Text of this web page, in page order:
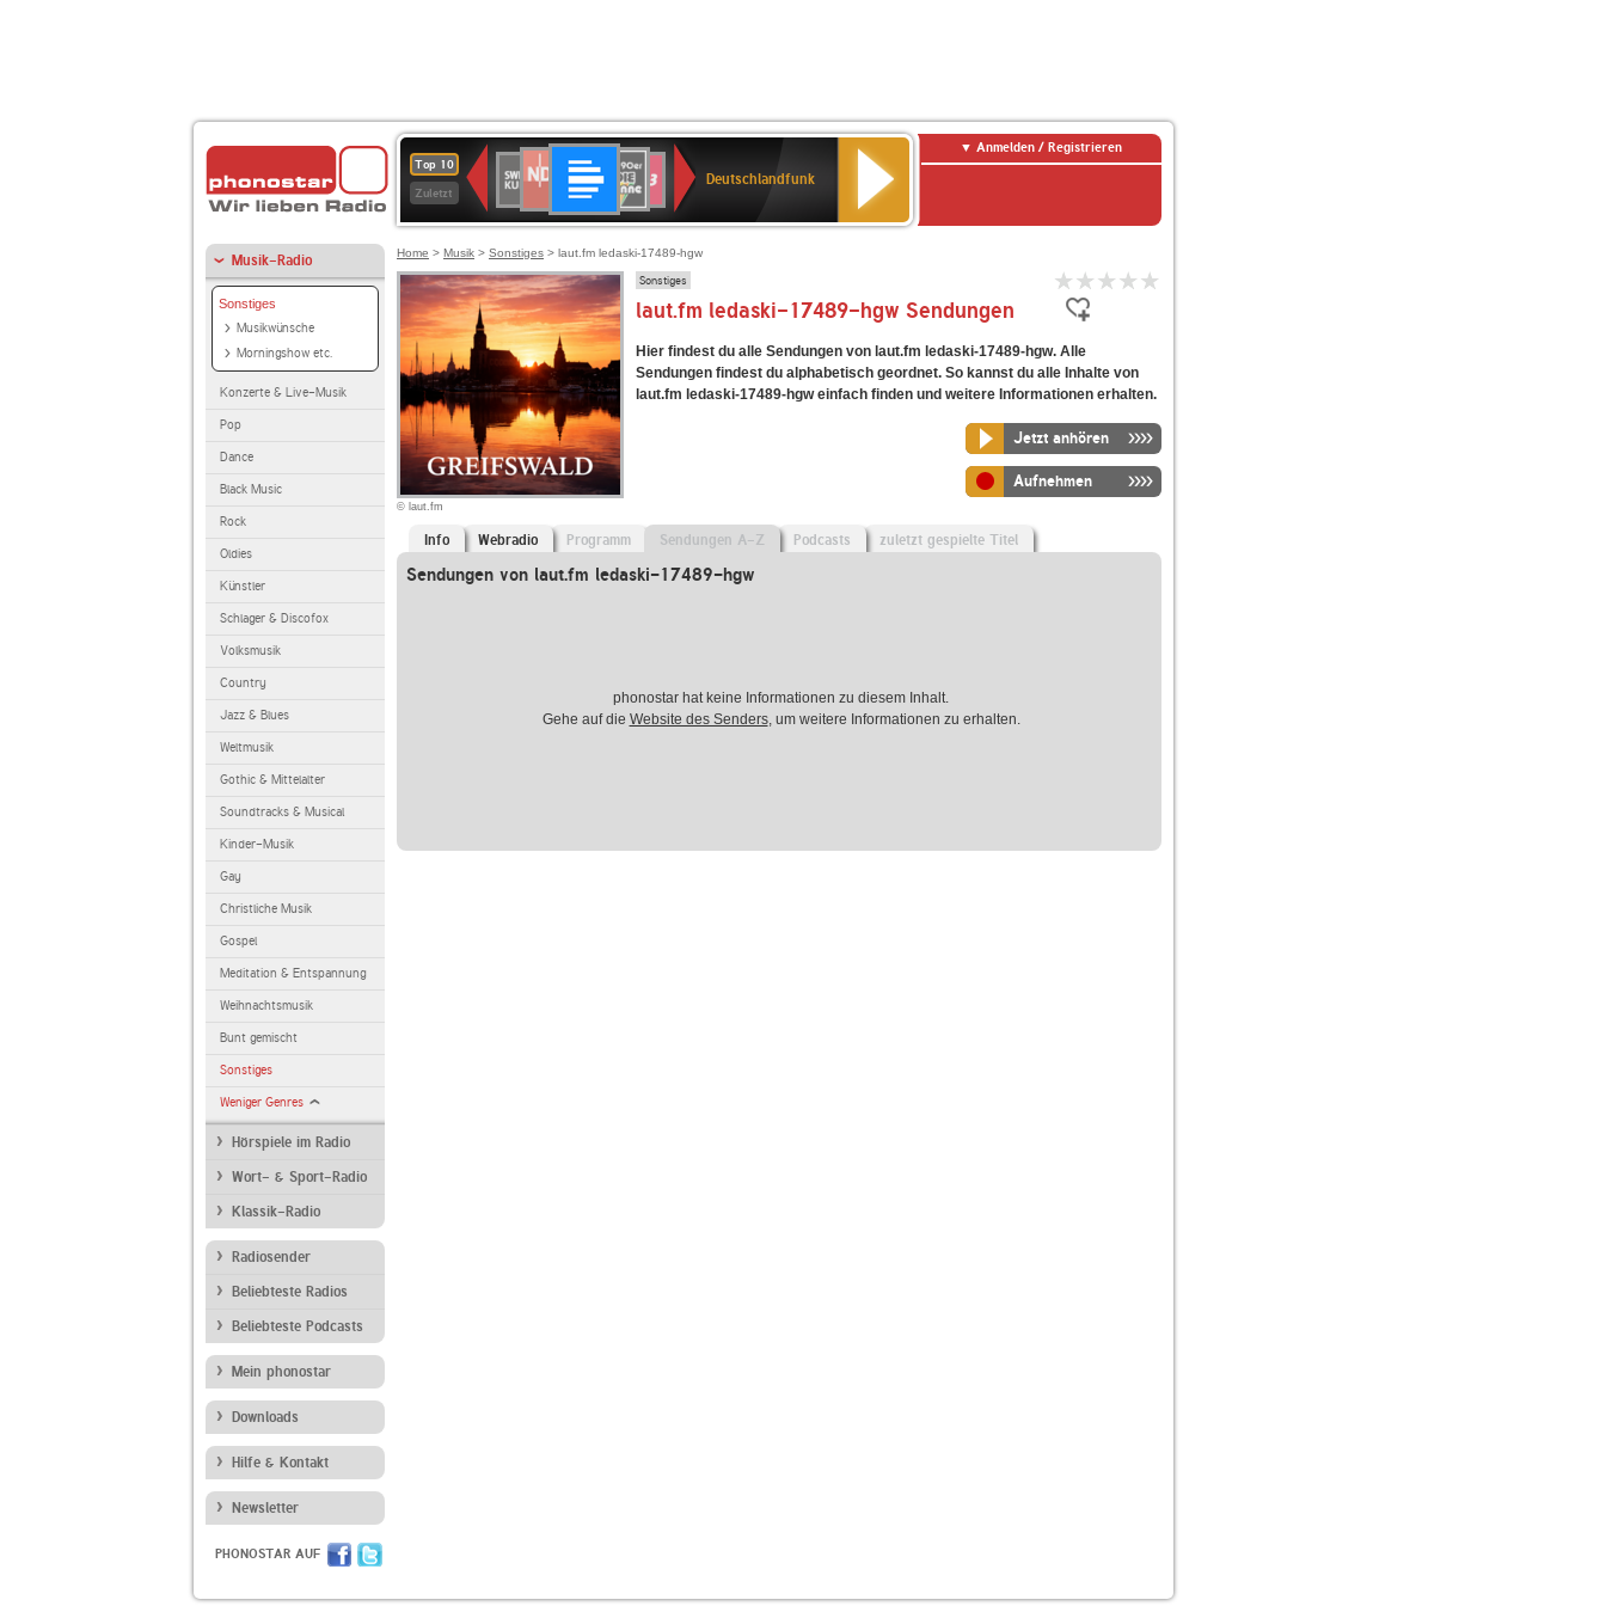
Top 10
Zuletzt
Deutschlandfunk
80er
90er
OLDIE
ANTENNE
SWR3
SWR
Kultur
2
Deutschlandfunk
Anmelden / Registrieren
Musik-Radio
Sonstiges
Musikwünsche
Morningshow etc.
Konzerte & Live-Musik
Pop
Dance
Black Music
Rock
Oldies
Künstler
Schlager & Discofox
Volksmusik
Country
Jazz & Blues
Weltmusik
Gothic & Mittelalter
Soundtracks & Musical
Kinder-Musik
Gay
Christliche Musik
Gospel
Meditation & Entspannung
Weihnachtsmusik
Bunt gemischt
Sonstiges
Weniger Genres
Hörspiele im Radio
Wort- & Sport-Radio
Klassik-Radio
Radiosender
Beliebteste Radios
Beliebteste Podcasts
Mein phonostar
Downloads
Hilfe & Kontakt
Newsletter
PHONOSTAR AUF
Home > Musik > Sonstiges > laut.fm ledaski-17489-hgw
© laut.fm
Sonstiges
laut.fm ledaski-17489-hgw Sendungen
Hier findest du alle Sendungen von laut.fm ledaski-17489-hgw. Alle
Sendungen findest du alphabetisch geordnet. So kannst du alle Inhalte von
laut.fm ledaski-17489-hgw einfach finden und weitere Informationen erhalten.
Jetzt anhören
Aufnehmen
Info Webradio Programm Sendungen A-Z Podcasts zuletzt gespielte Titel
Sendungen von laut.fm ledaski-17489-hgw
phonostar hat keine Informationen zu diesem Inhalt.
Gehe auf die Website des Senders, um weitere Informationen zu erhalten.